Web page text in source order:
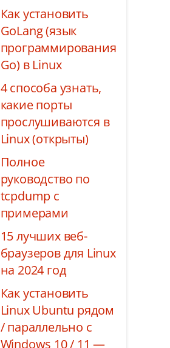
Как установить
GoLang (язык
программирования
Go) в Linux
4 способа узнать,
какие порты
прослушиваются в
Linux (открыты)
Полное
руководство по
tcpdump с
примерами
15 лучших веб-
браузеров для Linux
на 2024 год
Как установить
Linux Ubuntu рядом
/ параллельно с
Windows 10 / 11 —